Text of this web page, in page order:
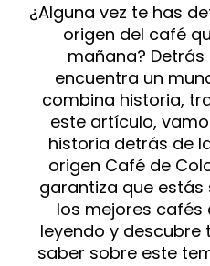
¿Alguna vez te has
origen del café
mañana?
encuentra un
combina historia,
este artículo,
historia detrás de
origen Café de
garantiza que
los mejores cafés
leyendo y descubre
saber sobre este